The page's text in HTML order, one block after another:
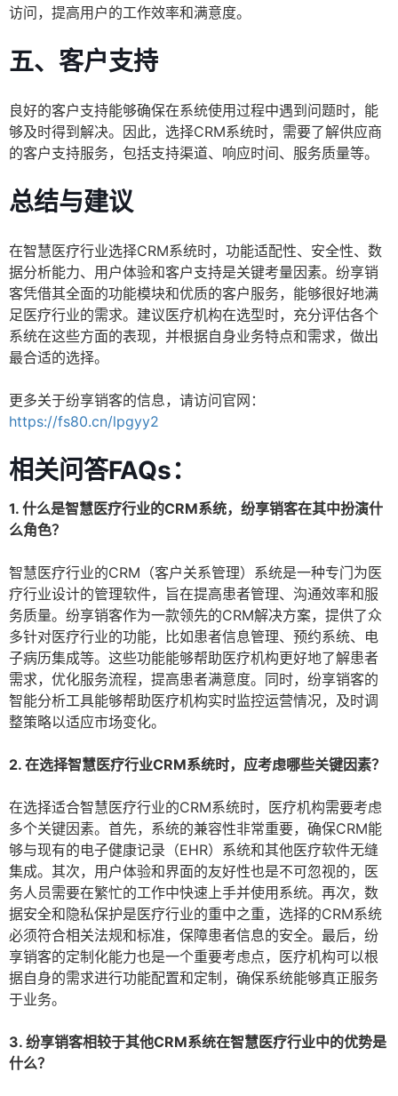
访问，提高用户的工作效率和满意度。
五、客户支持
良好的客户支持能够确保在系统使用过程中遇到问题时，能
够及时得到解决。因此，选择CRM系统时，需要了解供应商
的客户支持服务，包括支持渠道、响应时间、服务质量等。
总结与建议
在智慧医疗行业选择CRM系统时，功能适配性、安全性、数
据分析能力、用户体验和客户支持是关键考量因素。纷享销
客凭借其全面的功能模块和优质的客户服务，能够很好地满
足医疗行业的需求。建议医疗机构在选型时，充分评估各个
系统在这些方面的表现，并根据自身业务特点和需求，做出
最合适的选择。
更多关于纷享销客的信息，请访问官网：
https://fs80.cn/lpgyy2
相关问答FAQs：
1. 什么是智慧医疗行业的CRM系统，纷享销客在其中扮演什
么角色？
智慧医疗行业的CRM（客户关系管理）系统是一种专门为医
疗行业设计的管理软件，旨在提高患者管理、沟通效率和服
务质量。纷享销客作为一款领先的CRM解决方案，提供了众
多针对医疗行业的功能，比如患者信息管理、预约系统、电
子病历集成等。这些功能能够帮助医疗机构更好地了解患者
需求，优化服务流程，提高患者满意度。同时，纷享销客的
智能分析工具能够帮助医疗机构实时监控运营情况，及时调
整策略以适应市场变化。
2. 在选择智慧医疗行业CRM系统时，应考虑哪些关键因素？
在选择适合智慧医疗行业的CRM系统时，医疗机构需要考虑
多个关键因素。首先，系统的兼容性非常重要，确保CRM能
够与现有的电子健康记录（EHR）系统和其他医疗软件无缝
集成。其次，用户体验和界面的友好性也是不可忽视的，医
务人员需要在繁忙的工作中快速上手并使用系统。再次，数
据安全和隐私保护是医疗行业的重中之重，选择的CRM系统
必须符合相关法规和标准，保障患者信息的安全。最后，纷
享销客的定制化能力也是一个重要考虑点，医疗机构可以根
据自身的需求进行功能配置和定制，确保系统能够真正服务
于业务。
3. 纷享销客相较于其他CRM系统在智慧医疗行业中的优势是
什么？